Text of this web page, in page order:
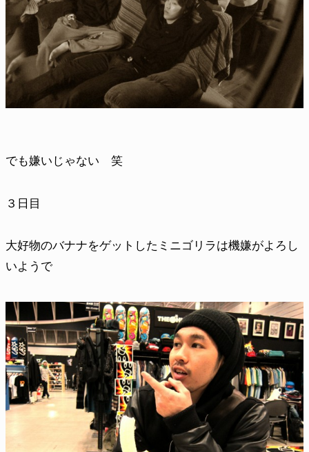
でも嫌いじゃない 笑
３日目
大好物のバナナをゲットしたミニゴリラは機嫌がよろし
いようで